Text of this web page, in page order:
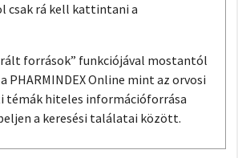
csak rá kell kattintani a
források” funkciójával mostantól
PHARMINDEX Online mint az orvosi
témák hiteles információforrása
a keresési találatai között.